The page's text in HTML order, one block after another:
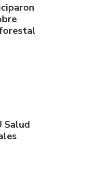
Salud